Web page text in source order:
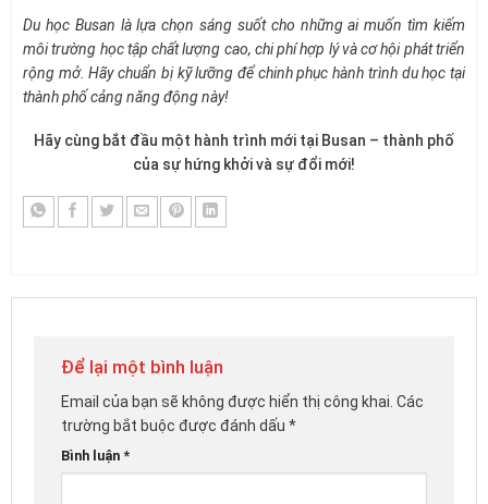
Du học Busan là lựa chọn sáng suốt cho những ai muốn tìm kiếm
môi trường học tập chất lượng cao, chi phí hợp lý và cơ hội phát triển
rộng mở. Hãy chuẩn bị kỹ lưỡng để chinh phục hành trình du học tại
thành phố cảng năng động này!
Hãy cùng bắt đầu một hành trình mới tại Busan – thành phố
của sự hứng khởi và sự đổi mới!
Để lại một bình luận
Email của bạn sẽ không được hiển thị công khai. Các
trường bắt buộc được đánh dấu *
Bình luận *